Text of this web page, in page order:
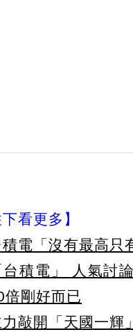
下看更多】
積電「沒有最高只
台積電」 人氣討
倍剛好而已
力敲開「天國一輝